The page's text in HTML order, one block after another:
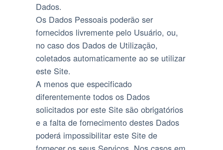
Dados.
Os Dados Pessoais poderão ser
fornecidos livremente pelo Usuário, ou,
no caso dos Dados de Utilização,
coletados automaticamente ao se utilizar
este Site.
A menos que especificado
diferentemente todos os Dados
solicitados por este Site são obrigatórios
e a falta de fornecimento destes Dados
poderá impossibilitar este Site de